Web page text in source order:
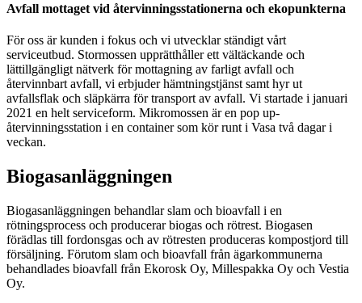
Avfall mottaget vid återvinningsstationerna och ekopunkterna
För oss är kunden i fokus och vi utvecklar ständigt vårt
serviceutbud. Stormossen upprätthåller ett vältäckande och
lättillgängligt nätverk för mottagning av farligt avfall och
återvinnbart avfall, vi erbjuder hämtningstjänst samt hyr ut
avfallsflak och släpkärra för transport av avfall. Vi startade i januari
2021 en helt serviceform. Mikromossen är en pop up-
återvinningsstation i en container som kör runt i Vasa två dagar i
veckan.
Biogasanläggningen
Biogasanläggningen behandlar slam och bioavfall i en
rötningsprocess och producerar biogas och rötrest. Biogasen
förädlas till fordonsgas och av rötresten produceras kompostjord till
försäljning. Förutom slam och bioavfall från ägarkommunerna
behandlades bioavfall från Ekorosk Oy, Millespakka Oy och Vestia
Oy.